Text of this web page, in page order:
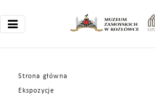
Strona główna
Ekspozycje